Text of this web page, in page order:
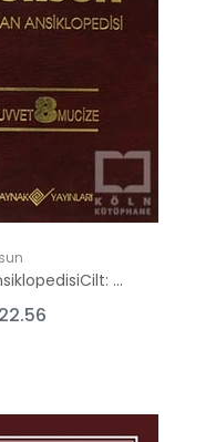
Kur'an AnsiklopedisiCilt: 8 Kuvvet -Mucize